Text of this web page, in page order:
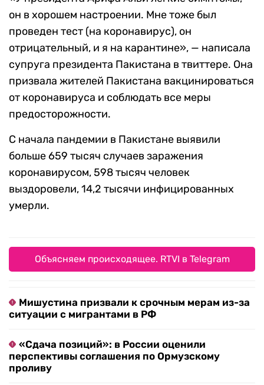
он в хорошем настроении. Мне тоже был
проведен тест (на коронавирус), он
отрицательный, и я на карантине», — написала
супруга президента Пакистана в твиттере. Она
призвала жителей Пакистана вакцинироваться
от коронавируса и соблюдать все меры
предосторожности.
С начала пандемии в Пакистане выявили
больше 659 тысяч случаев заражения
коронавирусом, 598 тысяч человек
выздоровели, 14,2 тысячи инфицированных
умерли.
Объясняем происходящее. RTVI в Telegram
Мишустина призвали к срочным мерам из-за
ситуации с мигрантами в РФ
«Сдача позиций»: в России оценили
перспективы соглашения по Ормузскому
проливу